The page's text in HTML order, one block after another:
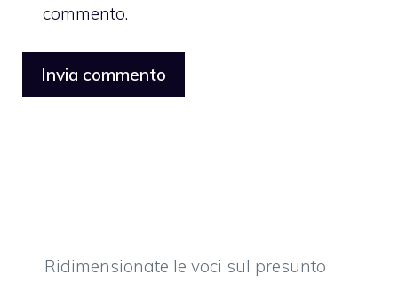
commento.
Ridimensionate le voci sul presunto